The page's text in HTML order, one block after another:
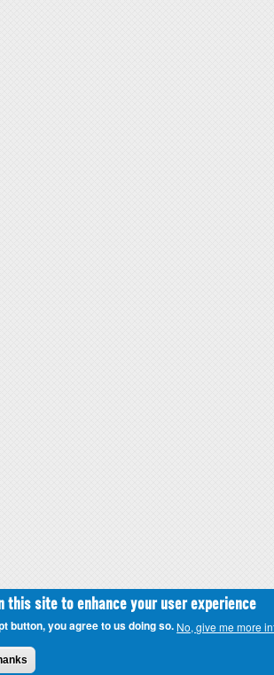
this site to enhance your user experience
button, you agree to us doing so. No, give me more